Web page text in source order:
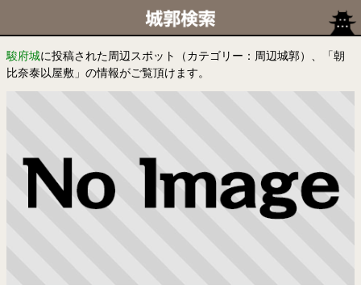
駿府城に投稿された周辺スポット（カテゴリー：周辺城郭）、「朝
比奈泰以屋敷」の情報がご覧頂けます。